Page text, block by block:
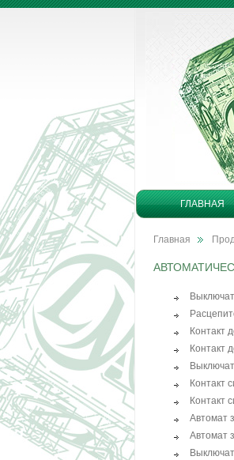
ГЛАВНАЯ
Главная
Контакт
Контакт
Контакт
Контакт
Автомат
Автомат